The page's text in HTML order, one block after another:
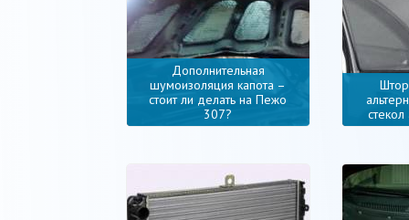
Дополнительная
шумоизоляция капота –
стоит ли делать на Пежо
307?